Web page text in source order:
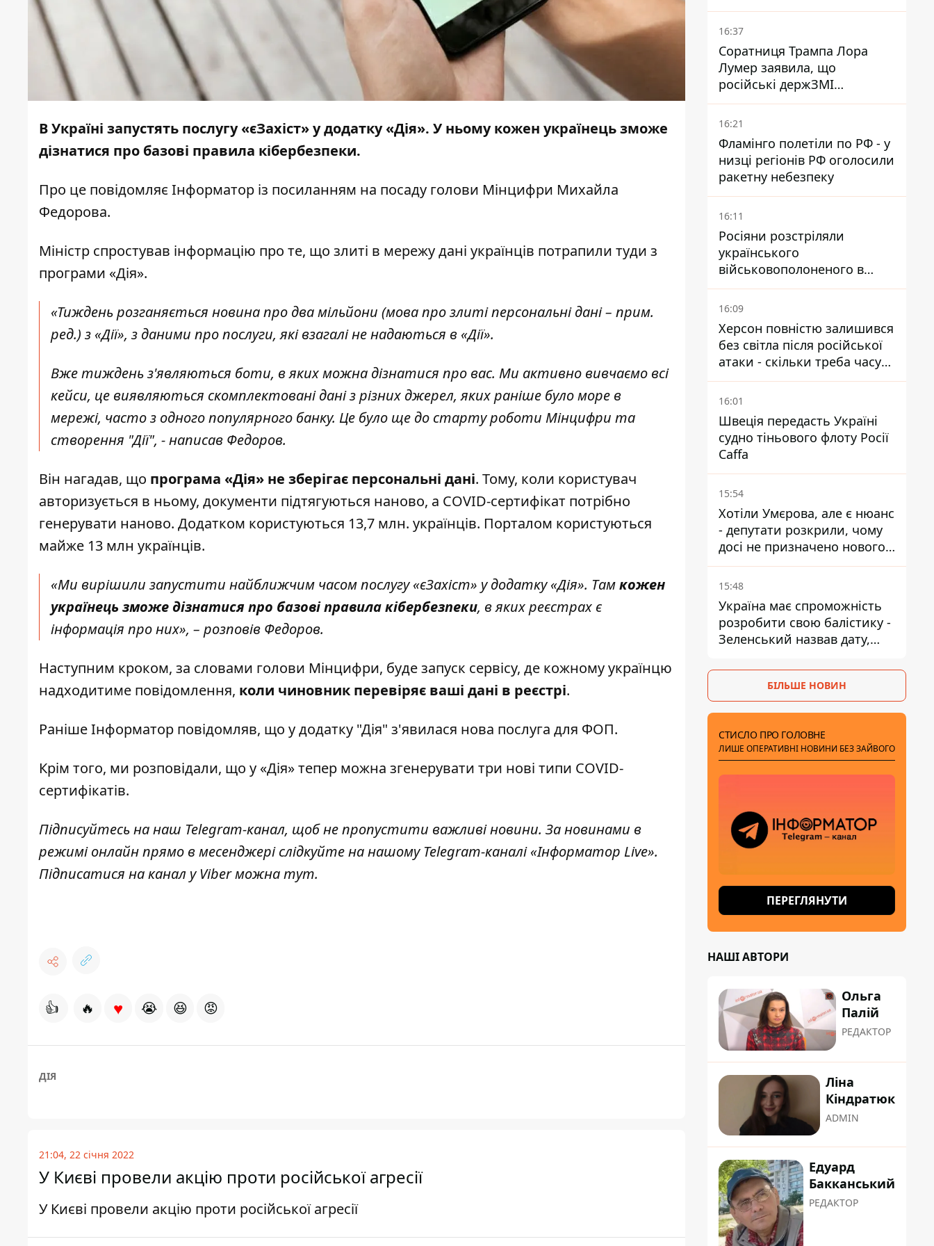
В Україні запустять послугу «єЗахіст» у додатку «Дія». У ньому кожен українець зможе
дізнатися про базові правила кібербезпеки.
Про це повідомляє Інформатор із посиланням на посаду голови Мінцифри Михайла
Федорова.
Міністр спростував інформацію про те, що злиті в мережу дані українців потрапили туди з
програми «Дія».
«Тиждень розганяється новина про два мільйони (мова про злиті персональні дані – прим.
ред.) з «Дії», з даними про послуги, які взагалі не надаються в «Дії».
Вже тиждень з'являються боти, в яких можна дізнатися про вас. Ми активно вивчаємо всі
кейси, це виявляються скомплектовані дані з різних джерел, яких раніше було море в
мережі, часто з одного популярного банку. Це було ще до старту роботи Мінцифри та
створення "Дії", - написав Федоров.
Він нагадав, що програма «Дія» не зберігає персональні дані. Тому, коли користувач
авторизується в ньому, документи підтягуються наново, а COVID-сертифікат потрібно
генерувати наново. Додатком користуються 13,7 млн. українців. Порталом користуються
майже 13 млн українців.
«Ми вирішили запустити найближчим часом послугу «єЗахіст» у додатку «Дія». Тамкожен
українець зможе дізнатися про базові правила кібербезпеки, в яких реєстрах є
інформація про них», – розповів Федоров.
Наступним кроком, за словами голови Мінцифри, буде запуск сервісу, де кожному українцю
надходитиме повідомлення, коли чиновник перевіряє ваші дані в реєстрі.
Раніше Інформатор повідомляв, що у додатку "Дія" з'явилася нова послуга для ФОП.
Крім того, ми розповідали, що у «Дія» тепер можна згенерувати три нові типи COVID-
сертифікатів.
Підписуйтесь на наш Telegram-канал, щоб не пропустити важливі новини. За новинами в
режимі онлайн прямо в месенджері слідкуйте на нашому Telegram-каналі «Інформатор Live».
Підписатися на канал у Viber можнатут.
👍 🔥 ♥ 😭 😆 😡
ДІЯ
21:04, 22 січня 2022
У Києві провели акцію проти російської агресії
У Києві провели акцію проти російської агресії
спеку
16:37
Соратниця Трампа Лора
Лумер заявила, що
російські держЗМІ
розгорнули проти неї
пропагандистську кампанію
16:21
Фламінго полетіли по РФ - у
низці регіонів РФ оголосили
ракетну небезпеку
16:11
Росіяни розстріляли
українського
військовополоненого в
районі Мирного на
Донеччині
16:09
Херсон повністю залишився
без світла після російської
атаки - скільки треба часу
на відновлення
16:01
Швеція передасть Україні
судно тіньового флоту Росії
Caffa
15:54
Хотіли Умєрова, але є нюанс
- депутати розкрили, чому
досі не призначено нового
посла у США
15:48
Україна має спроможність
розробити свою балістику -
Зеленський назвав дату,
БІЛЬШЕ НОВИН
СТИСЛО ПРО ГОЛОВНЕ
ЛИШЕ ОПЕРАТИВНІ НОВИНИ БЕЗ ЗАЙВОГО
ПЕРЕГЛЯНУТИ
НАШІ АВТОРИ
Ольга
Палій
РЕДАКТОР
Ліна
Кіндратюк
ADMIN
Едуард
Бакканський
РЕДАКТОР